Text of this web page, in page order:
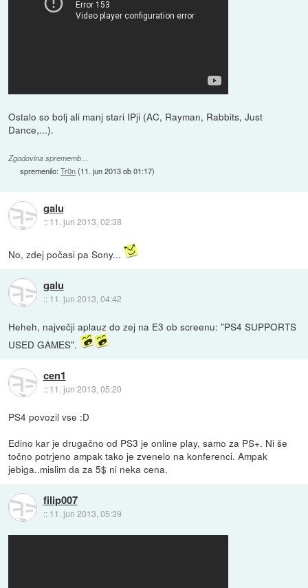
Ostalo so bolj ali manj stari IPji (AC, Rayman, Rabbits, Just
Dance,...).
Zgodovina sprememb…
spremenilo:Tr0n(11. jun 2013 ob 01:17)
galu
:: 11. jun 2013, 02:38
No, zdej počasi pa Sony...
galu
:: 11. jun 2013, 04:42
Heheh, največji aplauz do zej na E3 ob screenu: "PS4 SUPPORTS
USED GAMES".
cen1
:: 11. jun 2013, 05:20
PS4 povozil vse :D
Edino kar je drugačno od PS3 je online play, samo za PS+. Ni še
točno potrjeno ampak tako je zvenelo na konferenci. Ampak
jebiga..mislim da za 5$ ni neka cena.
filip007
:: 11. jun 2013, 05:39